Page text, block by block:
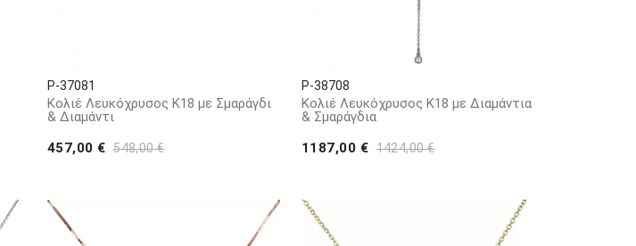
P-37081
Κολιέ Λευκόχρυσος Κ18 με Σμαράγδι
& Διαμάντι
457,00 € 548,00 €
P-38708
Κολιέ Λευκόχρυσος Κ18 με Διαμάντια
& Σμαράγδια
1187,00 € 1424,00 €